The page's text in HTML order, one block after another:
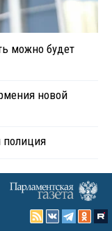
можно будет
новой
полиция